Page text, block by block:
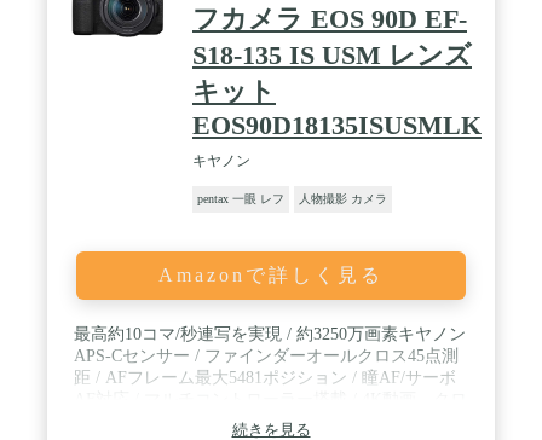
指し、映像文化の発展に貢献します。 / ※ フル HD
24p/25p設定時、常温 25℃のとき。その他の条件で
はバッテリー寿命やカメラの内部温度によっては
125分に達しな い場合があります。 4K UHD時の撮
影時間目安は約 35分です。
フカメラ EOS 90D EF-
S18-135 IS USM レンズ
キット
EOS90D18135ISUSMLK
キヤノン
pentax 一眼 レフ 人物撮影 カメラ
Amazonで詳しく見る
最高約10コマ/秒連写を実現 / 約3250万画素キヤノン
APS-Cセンサー / ファインダーオールクロス45点測
距 / AFフレーム最大5481ポジション / 瞳AF/サーボ
ップ選択可能 / BG-E14対応 / シャッタースピード
続きを見る